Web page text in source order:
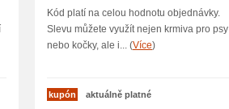
Kód platí na celou hodnotu objednávky.
Slevu můžete využít nejen krmiva pro psy
nebo kočky, ale i... (Více)
kupón aktuálně platné